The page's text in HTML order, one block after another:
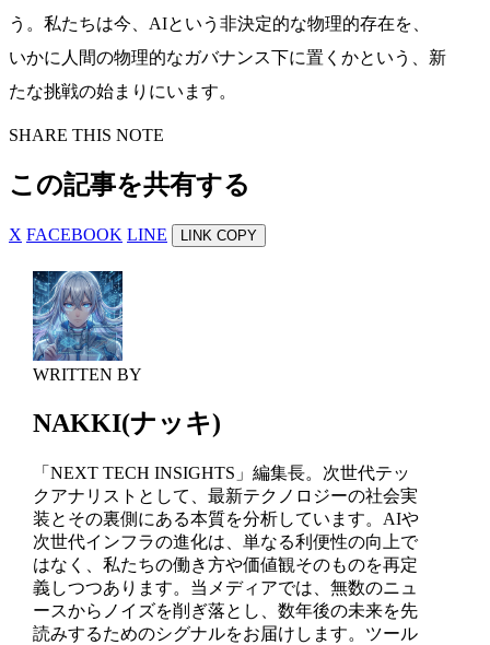
う。私たちは今、AIという非決定的な物理的存在を、
いかに人間の物理的なガバナンス下に置くかという、新
たな挑戦の始まりにいます。
SHARE THIS NOTE
この記事を共有する
X FACEBOOK LINE LINK COPY
WRITTEN BY
NAKKI(ナッキ)
「NEXT TECH INSIGHTS」編集長。次世代テッ
クアナリストとして、最新テクノロジーの社会実
装とその裏側にある本質を分析しています。AIや
次世代インフラの進化は、単なる利便性の向上で
はなく、私たちの働き方や価値観そのものを再定
義しつつあります。当メディアでは、無数のニュ
ースからノイズを削ぎ落とし、数年後の未来を先
読みするためのシグナルをお届けします。ツール